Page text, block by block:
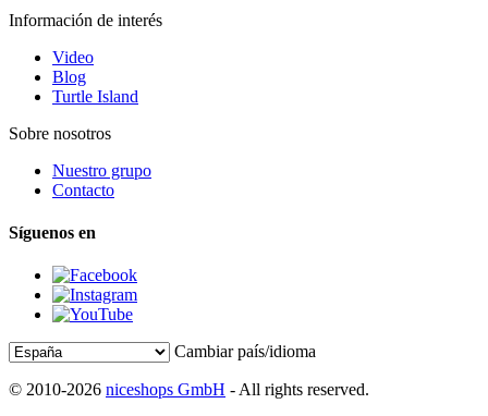
Información de interés
Video
Blog
Turtle Island
Sobre nosotros
Nuestro grupo
Contacto
Síguenos en
Cambiar país/idioma
© 2010-2026 niceshops GmbH - All rights reserved.